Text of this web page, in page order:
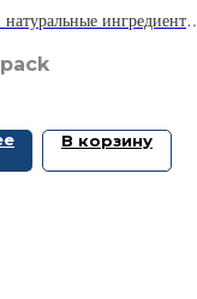
ингредиенты
из щуки!
pack
В корзину